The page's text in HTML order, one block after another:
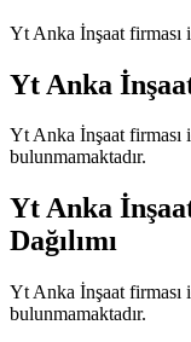
Yt Anka İnşaat firması
Yt Anka
Yt Anka İnşaatfirması
bulunmamaktadır.
Yt Anka
Dağılımı
Yt Anka İnşaat firması
bulunmamaktadır.